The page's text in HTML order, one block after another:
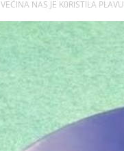
sve
VEĆlNA NAS JE K0RlSTlLA